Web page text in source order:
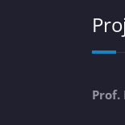
Prof.